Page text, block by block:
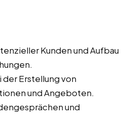
Kunden und Aufbau
Erstellung von
und Angeboten.
und